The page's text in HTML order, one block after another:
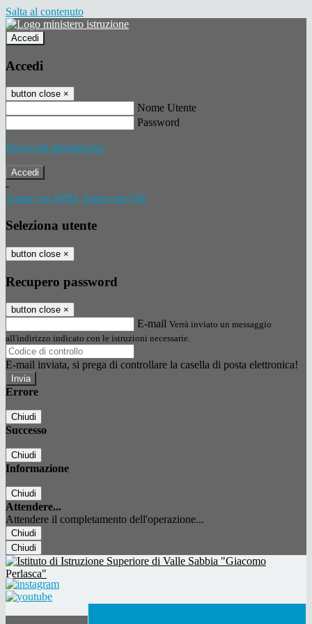
Salta al contenuto
Accedi
Accedi
button close ×
Nome Utente
Password
Password dimenticata?
-
Entra con SPID Entra con CIE
Seleziona utente
button close ×
Recupero password
button close ×
E-mail Verrà inviato un messaggio
all'indirizzo indicato con le istruzioni necessarie.
E-mail inviata, si prega di controllare la casella di posta elettronica!
Errore
Chiudi
Successo
Chiudi
Informazione
Chiudi
Attendere...
Attendere il completamento dell'operazione...
Chiudi
Chiudi